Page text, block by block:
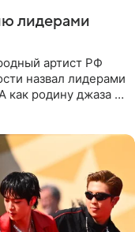
лидерами
артист РФ
назвал лидерами
как родину джаза и